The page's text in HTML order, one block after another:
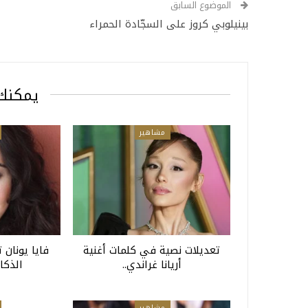
الموضوع السابق
بينيلوبي كروز على السجّادة الحمراء
مشاهير
تعديلات نصية في كلمات أغنية
أريانا غراندي..
فايا